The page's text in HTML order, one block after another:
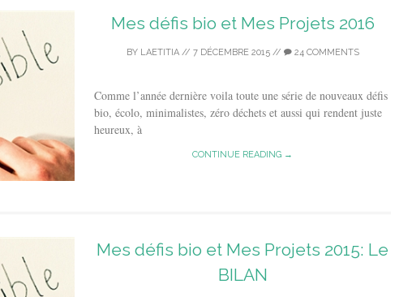
Mes défis bio et Mes Projets 2016
BY LAETITIA// 7 DÉCEMBRE 2015// 24 COMMENTS
Comme l’année dernière voila toute une série de nouveaux défis
bio, écolo, minimalistes, zéro déchets et aussi qui rendent juste
heureux, à
CONTINUE READING →
Mes défis bio et Mes Projets 2015: Le
BILAN